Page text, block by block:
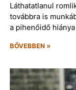
Láthatatlanul
továbbra is
a pihenőidő
BŐVEBBEN »